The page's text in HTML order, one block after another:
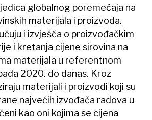
globalnog poremećaja na
materijala i proizvoda.
i izvješća o proizvođačkim
i kretanja cijene sirovina na
materijala u referentnom
2020. do danas. Kroz
materijali i proizvodi koji su
najvećih izvođača radova u
kao oni kojima se cijena